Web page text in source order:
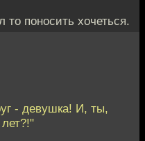
то поносить хочеться.
- девушка! И, ты,